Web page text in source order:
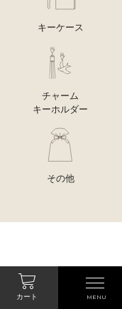
キーケース
チャーム
キーホルダー
その他
カート MENU